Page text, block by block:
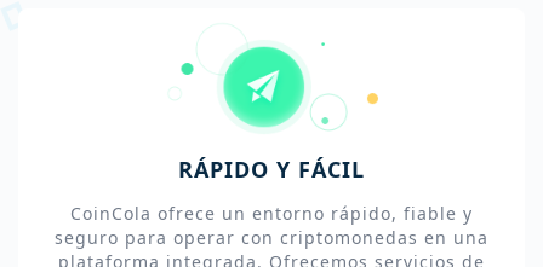
RÁPIDO Y FÁCIL
CoinCola ofrece un entorno rápido, fiable y
seguro para operar con criptomonedas en una
plataforma integrada. Ofrecemos servicios de